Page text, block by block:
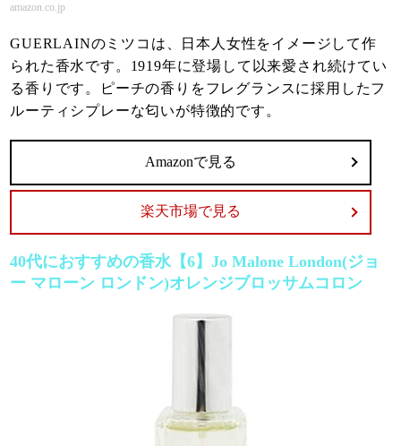
amazon.co.jp
GUERLAINのミツコは、日本人女性をイメージして作
られた香水です。1919年に登場して以来愛され続けてい
る香りです。ピーチの香りをフレグランスに採用したフ
ルーティシプレーな匂いが特徴的です。
Amazonで見る
楽天市場で見る
40代におすすめの香水【6】Jo Malone London(ジョ
ー マローン ロンドン)オレンジブロッサムコロン